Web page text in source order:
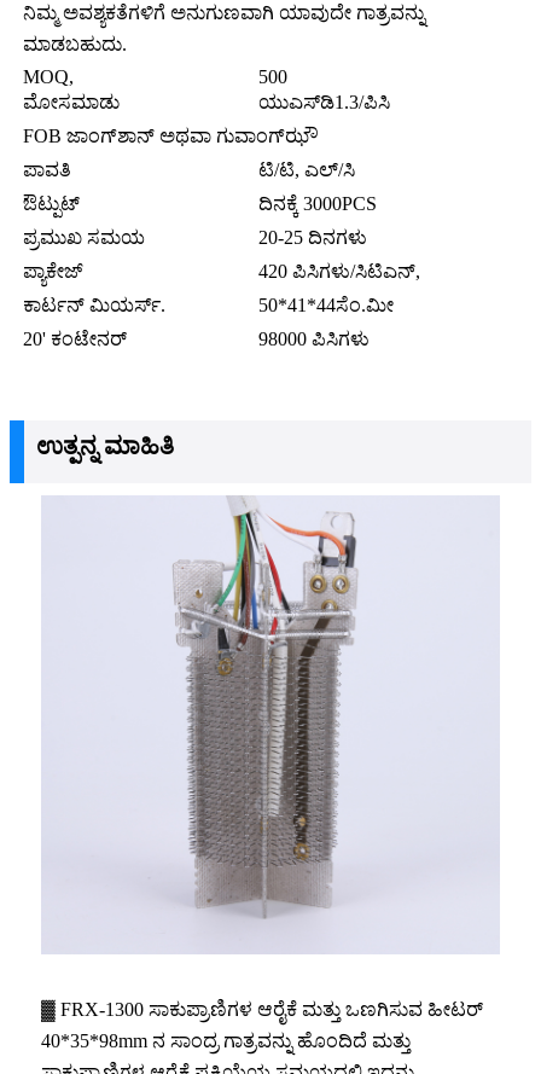
ನಿಮ್ಮ ಅವಶ್ಯಕತೆಗಳಿಗೆ ಅನುಗುಣವಾಗಿ ಯಾವುದೇ ಗಾತ್ರವನ್ನು
ಮಾಡಬಹುದು.
MOQ,
500
ಮೋಸಮಾಡು
ಯುಎಸ್‌ಡಿ1.3/ಪಿಸಿ
FOB ಜಾಂಗ್‌ಶಾನ್ ಅಥವಾ ಗುವಾಂಗ್‌ಝೌ
ಪಾವತಿ
ಟಿ/ಟಿ, ಎಲ್/ಸಿ
ಔಟ್ಪುಟ್
ದಿನಕ್ಕೆ 3000PCS
ಪ್ರಮುಖ ಸಮಯ
20-25 ದಿನಗಳು
ಪ್ಯಾಕೇಜ್
420 ಪಿಸಿಗಳು/ಸಿಟಿಎನ್,
ಕಾರ್ಟನ್ ಮಿಯರ್ಸ್.
50*41*44ಸೆಂ.ಮೀ
20' ಕಂಟೇನರ್
98000 ಪಿಸಿಗಳು
ಉತ್ಪನ್ನ ಮಾಹಿತಿ
▓ FRX-1300 ಸಾಕುಪ್ರಾಣಿಗಳ ಆರೈಕೆ ಮತ್ತು ಒಣಗಿಸುವ ಹೀಟರ್
40*35*98mm ನ ಸಾಂದ್ರ ಗಾತ್ರವನ್ನು ಹೊಂದಿದೆ ಮತ್ತು